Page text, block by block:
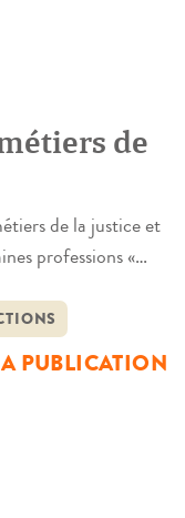
de
de la justice et
professions «
de la Justice
une méthode
PUBLICATION